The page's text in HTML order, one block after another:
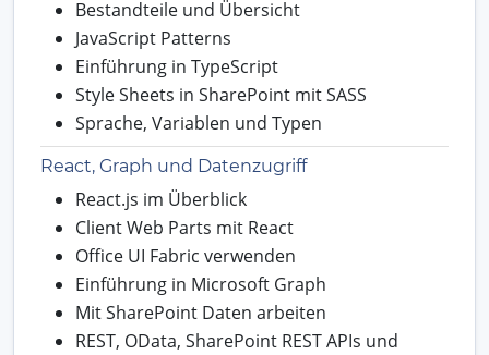
Bestandteile und Übersicht
JavaScript Patterns
Einführung in TypeScript
Style Sheets in SharePoint mit SASS
Sprache, Variablen und Typen
React, Graph und Datenzugriff
React.js im Überblick
Client Web Parts mit React
Office UI Fabric verwenden
Einführung in Microsoft Graph
Mit SharePoint Daten arbeiten
REST, OData, SharePoint REST APIs und